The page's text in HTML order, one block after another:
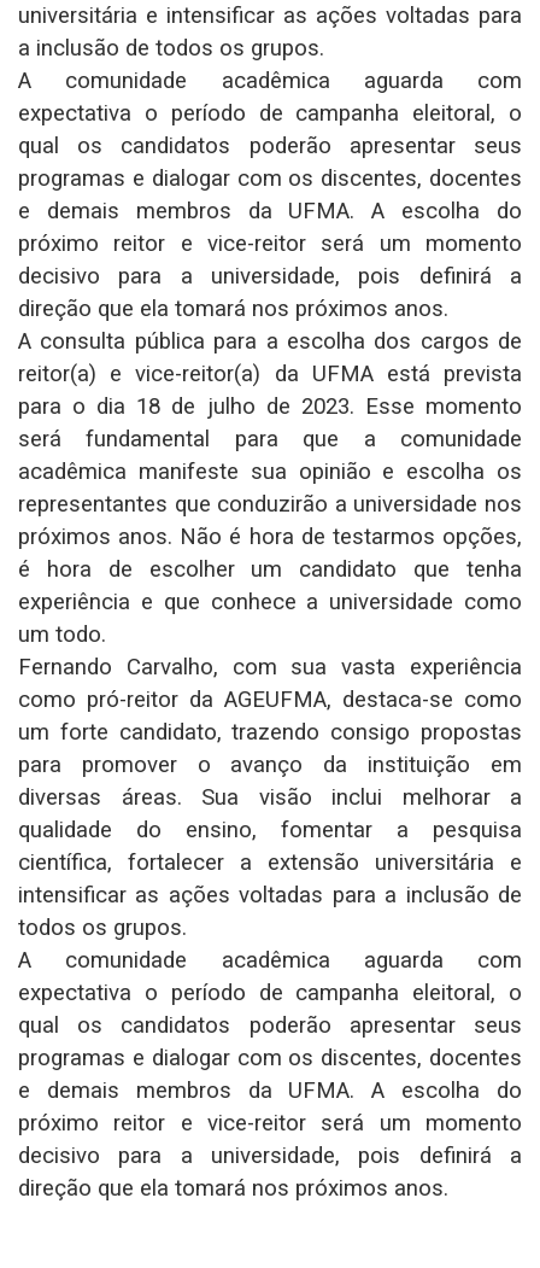
universitária e intensificar as ações voltadas para
a inclusão de todos os grupos.
A comunidade acadêmica aguarda com
expectativa o período de campanha eleitoral, o
qual os candidatos poderão apresentar seus
programas e dialogar com os discentes, docentes
e demais membros da UFMA. A escolha do
próximo reitor e vice-reitor será um momento
decisivo para a universidade, pois definirá a
direção que ela tomará nos próximos anos.
A consulta pública para a escolha dos cargos de
reitor(a) e vice-reitor(a) da UFMA está prevista
para o dia 18 de julho de 2023. Esse momento
será fundamental para que a comunidade
acadêmica manifeste sua opinião e escolha os
representantes que conduzirão a universidade nos
próximos anos. Não é hora de testarmos opções,
é hora de escolher um candidato que tenha
experiência e que conhece a universidade como
um todo.
Fernando Carvalho, com sua vasta experiência
como pró-reitor da AGEUFMA, destaca-se como
um forte candidato, trazendo consigo propostas
para promover o avanço da instituição em
diversas áreas. Sua visão inclui melhorar a
qualidade do ensino, fomentar a pesquisa
científica, fortalecer a extensão universitária e
intensificar as ações voltadas para a inclusão de
todos os grupos.
A comunidade acadêmica aguarda com
expectativa o período de campanha eleitoral, o
qual os candidatos poderão apresentar seus
programas e dialogar com os discentes, docentes
e demais membros da UFMA. A escolha do
próximo reitor e vice-reitor será um momento
decisivo para a universidade, pois definirá a
direção que ela tomará nos próximos anos.